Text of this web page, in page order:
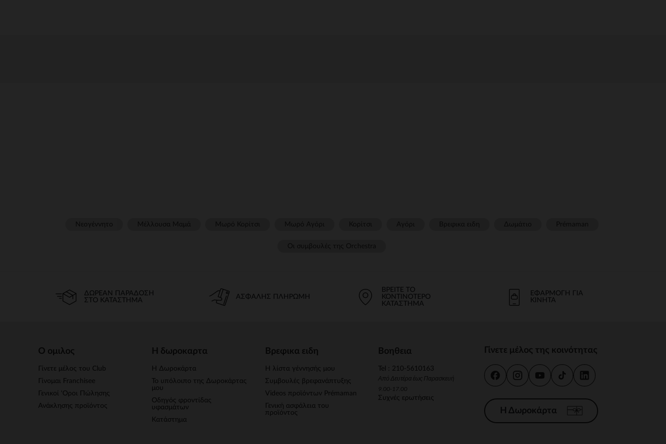
ΔΩΡΕΆΝ ΠΑΡΆΔΟΣΗ
ΣΤΟ ΚΑΤΆΣΤΗΜΑ
ΑΣΦΑΛΉΣ ΠΛΗΡΩΜΉ
ΒΡΕΊΤΕ ΤΟ
ΚΟΝΤΙΝΌΤΕΡΟ
ΚΑΤΆΣΤΗΜΑ
ΕΦΑΡΜΟΓΉ ΓΙΑ
ΚΙΝΗΤΆ
Ο ομιλος
Γίνετε μέλος του Club
Γίνομαι Franchisee
Γενικοί 'Οροι Πώλησης
Ανάκλησης προϊόντος
Η δωροκαρτα
Η Δωροκάρτα
Το υπόλοιπο της Δωροκάρτας
μου
Οδηγός φροντίδας
υφασμάτων
Κατάστημα
Βρεφικα ειδη
Η λίστα γέννησής μου
Συμβουλές βρεφανάπτυξης
Videos προϊόντων Prémaman
Γενική ασφάλεια του
προϊόντος
Βοηθεια
Tel : 210-5610163
Από Δευτέρα έως Παρασκευή
9.00-17.00
Συχνές ερωτήσεις
Γίνετε μέλος της κοινότητας
Η Δωροκάρτα